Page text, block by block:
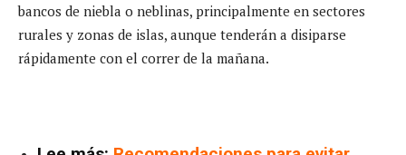
bancos de niebla o neblinas, principalmente en sectores
rurales y zonas de islas, aunque tenderán a disiparse
rápidamente con el correr de la mañana.